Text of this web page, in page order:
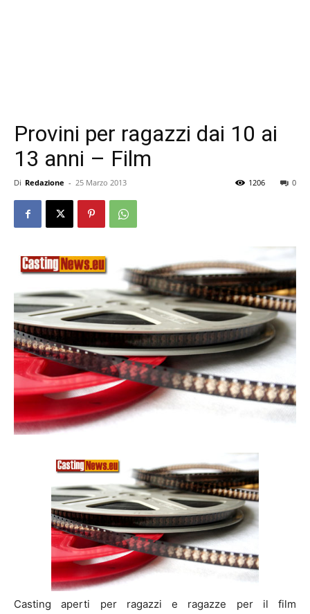
Provini per ragazzi dai 10 ai
13 anni – Film
Di Redazione - 25 Marzo 2013 0
1206
Casting aperti per ragazzi e ragazze per il film